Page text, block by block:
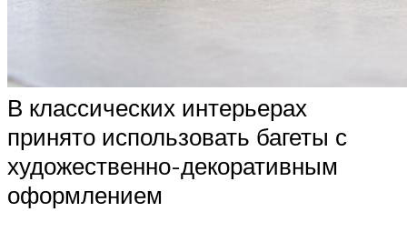
В классических интерьерах
принято использовать багеты с
художественно-декоративным
оформлением